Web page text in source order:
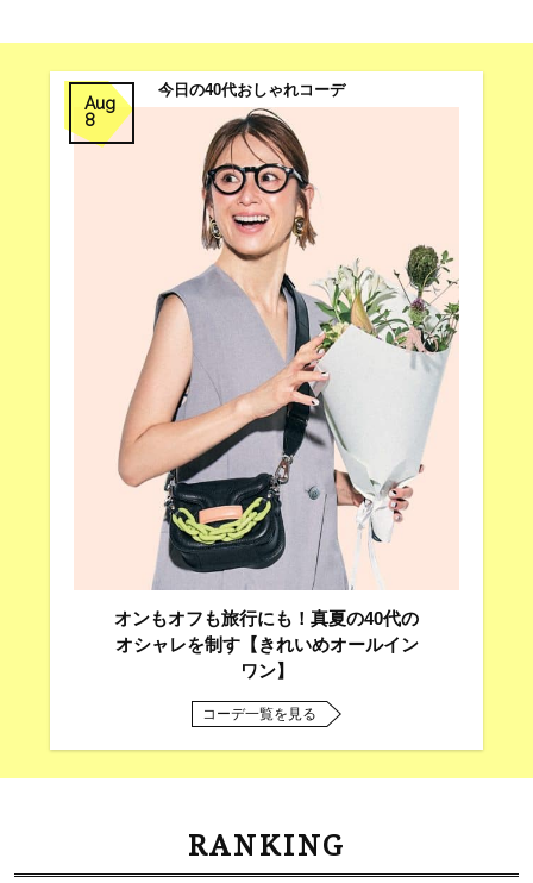
Aug
8
今日の40代おしゃれコーデ
オンもオフも旅行にも！真夏の40代の
オシャレを制す【きれいめオールイン
ワン】
コーデ一覧を見る
RANKING